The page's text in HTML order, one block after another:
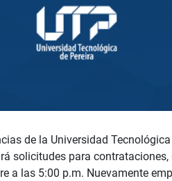
de la Universidad
solicitudes para
a las 5:00 p.m. Nuevamente